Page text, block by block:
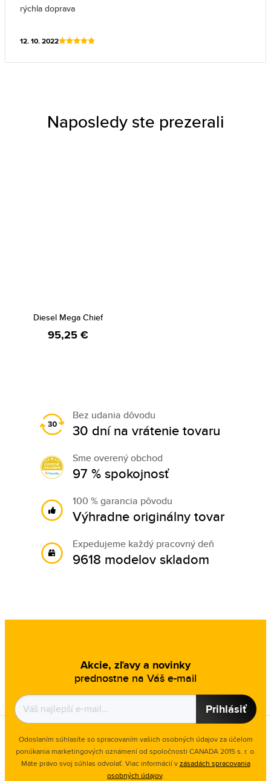
rýchla doprava
12. 10. 2022
Naposledy ste prezerali
Diesel Mega Chief
95,25 €
Bez udania dôvodu
30 dní na vrátenie tovaru
Sme overený obchod
97 % spokojnosť
100 % garancia pôvodu
Výhradne originálny tovar
Expedujeme každý pracovný deň
9618 modelov skladom
Akcie, zľavy a novinky
prednostne na Váš e-mail
Prihlásiť
Odoslaním súhlasíte so spracovaním vašich osobných údajov za účelom
ponúkania marketingových oznámení od spoločnosti CANADA 2015 s. r. o.
Máte právo svoj súhlas odvolať. Viac informácií vzásadách spracovania
osobných údajov.